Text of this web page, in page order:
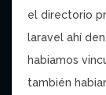
el directorio
laravel ahí
habiamos
también